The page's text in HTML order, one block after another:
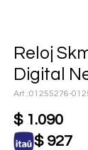
Reloj
Digital
01255276-
$ 1.090
$ 927